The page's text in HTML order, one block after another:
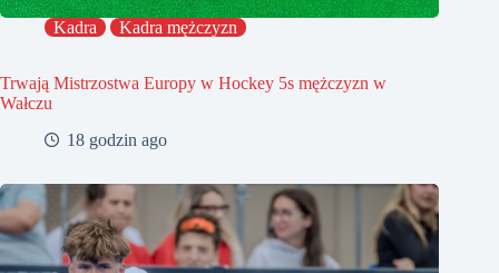
Kadra Kadra mężczyzn
Trwają Mistrzostwa Europy w Hockey 5s mężczyzn w
Wałczu
18 godzin ago